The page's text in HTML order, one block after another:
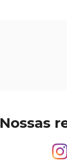
Nossas